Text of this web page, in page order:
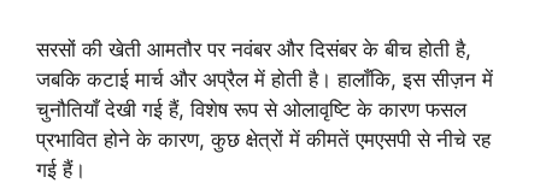
सरसों की खेती आमतौर पर नवंबर और दिसंबर के बीच होती है,
जबकि कटाई मार्च और अप्रैल में होती है। हालाँकि, इस सीज़न में
चुनौतियाँ देखी गई हैं, विशेष रूप से ओलावृष्टि के कारण फसल
प्रभावित होने के कारण, कुछ क्षेत्रों में कीमतें एमएसपी से नीचे रह
गई हैं।